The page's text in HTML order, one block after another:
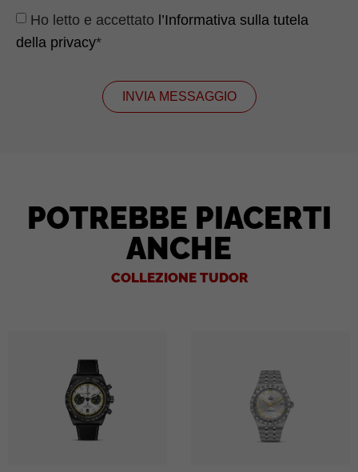
Ho letto e accettato l’Informativa sulla tutela
della privacy*
INVIA MESSAGGIO
POTREBBE PIACERTI
ANCHE
COLLEZIONE TUDOR